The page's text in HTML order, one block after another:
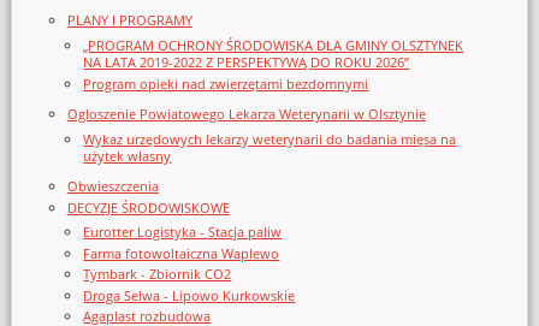
PLANY I PROGRAMY
„PROGRAM OCHRONY ŚRODOWISKA DLA GMINY OLSZTYNEK
NA LATA 2019-2022 Z PERSPEKTYWĄ DO ROKU 2026”
Program opieki nad zwierzętami bezdomnymi
Ogloszenie Powiatowego Lekarza Weterynarii w Olsztynie
Wykaz urzędowych lekarzy weterynarii do badania mięsa na
użytek własny
Obwieszczenia
DECYZJE ŚRODOWISKOWE
Eurotter Logistyka - Stacja paliw
Farma fotowoltaiczna Waplewo
Tymbark - Zbiornik CO2
Droga Selwa - Lipowo Kurkowskie
Agaplast rozbudowa